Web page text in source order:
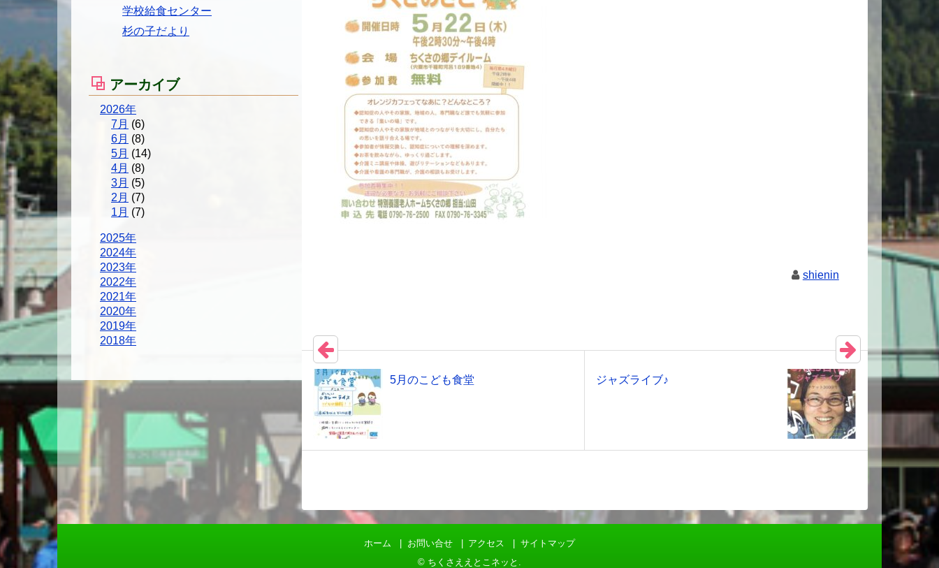
shienin
5月のこども食堂 ジャズライブ♪
学校給食センター
杉の子だより
アーカイブ
2026年
7月 (6)
6月 (8)
5月 (14)
4月 (8)
3月 (5)
2月 (7)
1月 (7)
2025年
2024年
2023年
2022年
2021年
2020年
2019年
2018年
ホーム お問い合せ アクセス
サイトマップ
© ちくさええとこネッと .